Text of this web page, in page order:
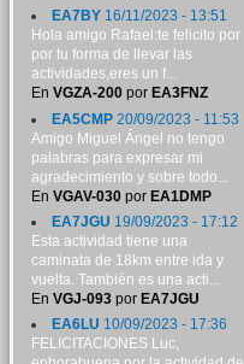
EA7BY16/11/2023 - 13:51
Hola amigo Rafael:te felicito por
por tu forma de llevar las
actividades,eres un f...
En VGZA-200por EA3FNZ
EA5CMP20/09/2023 - 11:53
Amigo Miguel Ángel no tengo
palabras para expresar mi
agradecimiento y sobre todo...
En VGAV-030por EA1DMP
EA7JGU 19/09/2023 - 17:12
Esta actividad tiene una
caminata de 18km entre ida y
vuelta. También es una acti...
En VGJ-093por EA7JGU
EA6LU 10/09/2023 - 17:36
FELICITACIONES Luc,